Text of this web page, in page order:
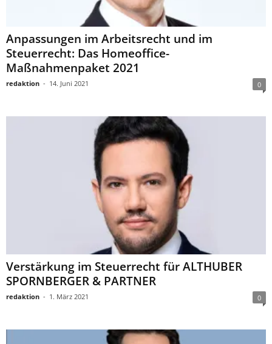
Anpassungen im Arbeitsrecht und im
Steuerrecht: Das Homeoffice-
Maßnahmenpaket 2021
redaktion - 14. Juni 2021 0
Verstärkung im Steuerrecht für ALTHUBER
SPORNBERGER & PARTNER
redaktion - 1. März 2021 0